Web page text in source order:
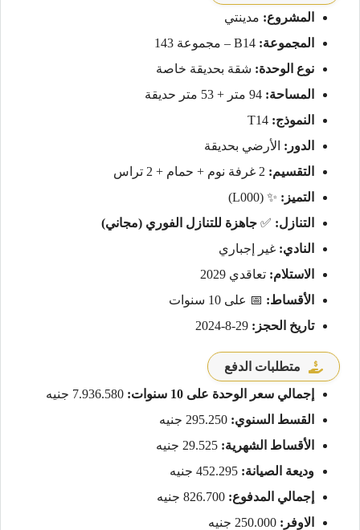
المشروع: مدينتي
المجموعة:
نوع الوحدة: شقة بحديقة خاصة
المساحة:
النموذج:
الدور: الأرضي بحديقة
التقسيم:
التميز: ✨ (L000)
التنازل: ✅ جاهزة للتنازل الفوري (مجاني)
النادي: غير إجباري
الاستلام: تعاقدي 2029
الأقساط: 📅 على 10 سنوات
تاريخ الحجز:
متطلبات الدفع
إجمالي سعر الوحدة على 10 سنوات:
القسط السنوي:
الأقساط الشهرية:
وديعة الصيانة:
إجمالي المدفوع: 826.700 جنيه
الاوفر: